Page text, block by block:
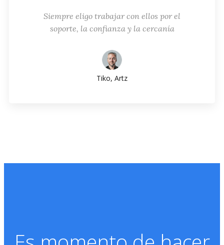
Siempre eligo trabajar con ellos por el
soporte, la confianza y la cercanía
Tiko, Artz